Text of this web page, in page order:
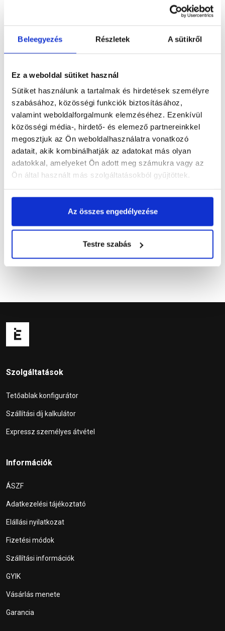
Beleegyezés Részletek A sütikről
Ez a weboldal sütiket használ
Sütiket használunk a tartalmak és hirdetések személyre
szabásához, közösségi funkciók biztosításához,
valamint weboldalforgalmunk elemzéséhez. Ezenkívül
közösségi média-, hirdető- és elemező partnereinkkel
megosztjuk az Ön weboldalhasználatra vonatkozó
adatait, akik kombinálhatják az adatokat más olyan
adatokkal, amelyeket Ön adott meg számukra vagy az
Ön által használt más szolgáltatásokból gyűjtöttek.
Az összes engedélyezése
Testre szabás
Dokumentumok(1)
Vásárlói vélemények
Kérdések és válaszok
Szolgáltatások
Tetőablak konfigurátor
Szállítási díj kalkulátor
Expressz személyes átvétel
Információk
ÁSZF
Adatkezelési tájékoztató
Elállási nyilatkozat
Fizetési módok
Szállítási információk
GYIK
Vásárlás menete
Garancia